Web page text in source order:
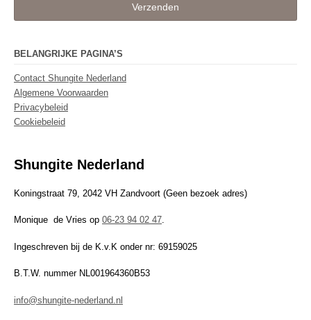
Verzenden
BELANGRIJKE PAGINA’S
Contact Shungite Nederland
Algemene Voorwaarden
Privacybeleid
Cookiebeleid
Shungite Nederland
Koningstraat 79, 2042 VH Zandvoort (Geen bezoek adres)
Monique de Vries op 06-23 94 02 47.
Ingeschreven bij de K.v.K onder nr: 69159025
B.T.W. nummer NL001964360B53
info@shungite-nederland.nl